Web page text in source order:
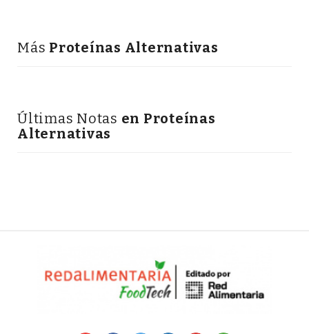
Más Proteínas Alternativas
Últimas Notas en Proteínas
Alternativas